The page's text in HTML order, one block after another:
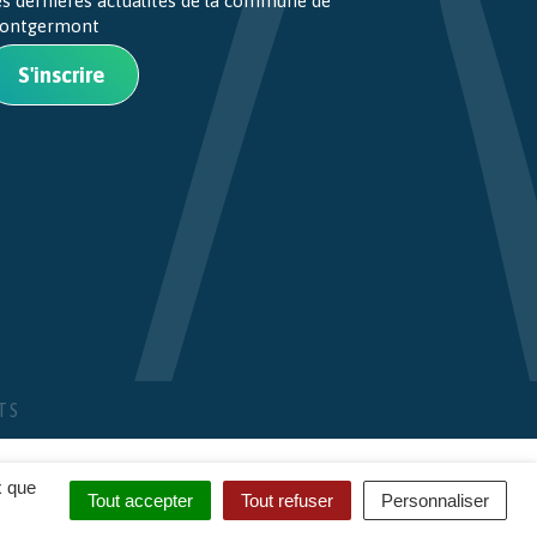
que
Tout accepter Tout refuser Personnaliser
S'inscrire